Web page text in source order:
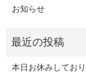
お知らせ
本日お休みしてお